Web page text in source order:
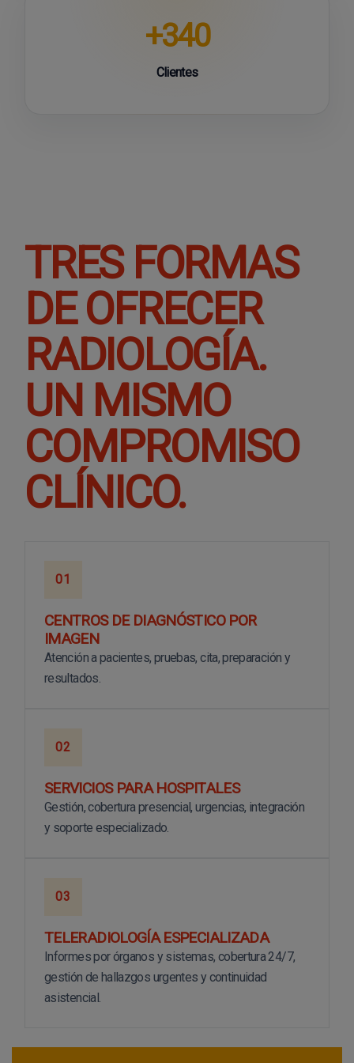
+340
Clientes
TRES FORMAS
DE OFRECER
RADIOLOGÍA.
UN MISMO
COMPROMISO
CLÍNICO.
01
CENTROS DE DIAGNÓSTICO POR
IMAGEN
Atención a pacientes, pruebas, cita, preparación y
resultados.
02
SERVICIOS PARA HOSPITALES
Gestión, cobertura presencial, urgencias, integración
y soporte especializado.
03
TELERADIOLOGÍA ESPECIALIZADA
Informes por órganos y sistemas, cobertura 24/7,
gestión de hallazgos urgentes y continuidad
asistencial.